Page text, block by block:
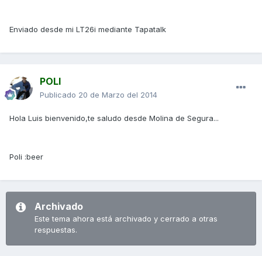
Enviado desde mi LT26i mediante Tapatalk
POLI
Publicado 20 de Marzo del 2014
Hola Luis bienvenido,te saludo desde Molina de Segura...
Poli :beer
Archivado
Este tema ahora está archivado y cerrado a otras
respuestas.